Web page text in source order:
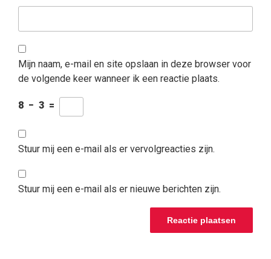
Mijn naam, e-mail en site opslaan in deze browser voor
de volgende keer wanneer ik een reactie plaats.
8 − 3 =
Stuur mij een e-mail als er vervolgreacties zijn.
Stuur mij een e-mail als er nieuwe berichten zijn.